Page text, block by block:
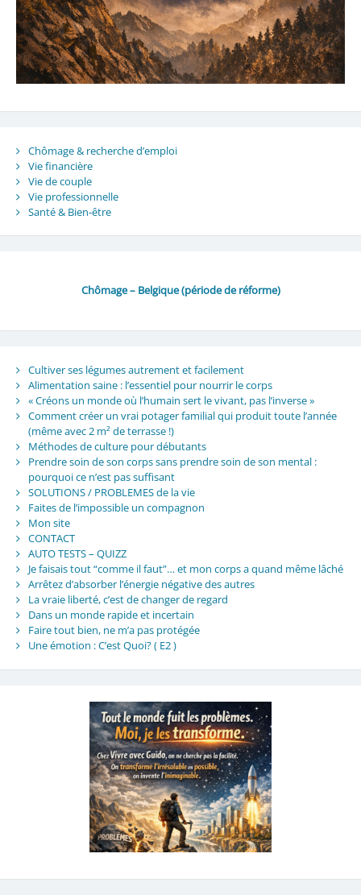
Chômage & recherche d’emploi
Vie financière
Vie de couple
Vie professionnelle
Santé & Bien-être
Chômage – Belgique (période de réforme)
Cultiver ses légumes autrement et facilement
Alimentation saine : l’essentiel pour nourrir le corps
« Créons un monde où l’humain sert le vivant, pas l’inverse »
Comment créer un vrai potager familial qui produit toute l’année
(même avec 2 m² de terrasse !)
Méthodes de culture pour débutants
Prendre soin de son corps sans prendre soin de son mental :
pourquoi ce n’est pas suffisant
SOLUTIONS / PROBLEMES de la vie
Faites de l’impossible un compagnon
Mon site
CONTACT
AUTO TESTS – QUIZZ
Je faisais tout “comme il faut”… et mon corps a quand même lâché
Arrêtez d’absorber l’énergie négative des autres
La vraie liberté, c’est de changer de regard
Dans un monde rapide et incertain
Faire tout bien, ne m’a pas protégée
Une émotion : C’est Quoi? ( E2 )